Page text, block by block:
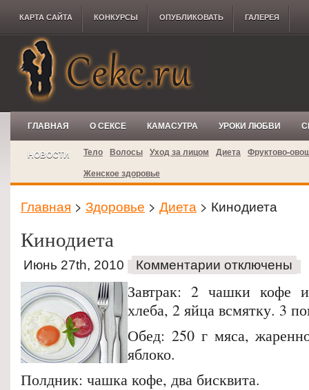
КАРТА САЙТА КОНКУРCЫ ОПУБЛИКОВАТЬ ГАЛЕРЕЯ
ГЛАВНАЯ О СЕКСЕ КАМАСУТРА УРОКИ ЛЮБВИ
НОВОСТИ Тело Волосы Уход за лицом Диета Фруктово-
Женское здоровье
Главная > Здоровье > Диета > Кинодиета
Кинодиета
Июнь 27th, 2010 Комментарии отключены
Завтрак: 2 чашки кофе
хлеба, 2 яйца всмятку. 3
Обед: 250 г мяса,
яблоко.
Полдник: чашка кофе, два бисквита.